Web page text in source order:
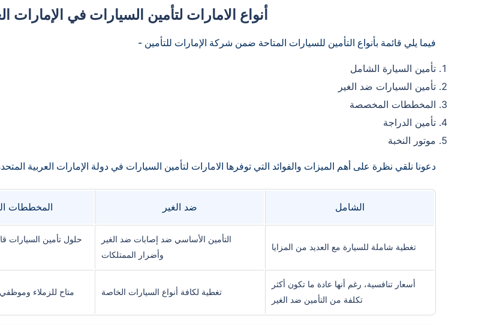
أنواع الامارات لتأمين السيارات في الإمارات
فيما يلي قائمة بأنواع التأمين للسيارات المتاحة ضمن شركة الإمارات للتأمين -
تأمين السيارة الشامل
تأمين السيارات ضد الغير
المخططات المخصصة
تأمين الدراجة
موتور النخبة
دعونا نلقي نظرة على أهم الميزات والفوائد التي توفرها الامارات لتأمين السيارات في دولة الإمارات العربية
الشامل ضد الغير المخططات
تغطية شاملة للسيارة مع العديد من المزايا
التأمين الأساسي ضد إصابات ضد الغير
وأضرار الممتلكات
حلول تأمين السيارات
أسعار تنافسية، رغم أنها عادة ما تكون أكثر
تكلفة من التأمين ضد الغير
تغطية لكافة أنواع السيارات الخاصة متاح للزملاء